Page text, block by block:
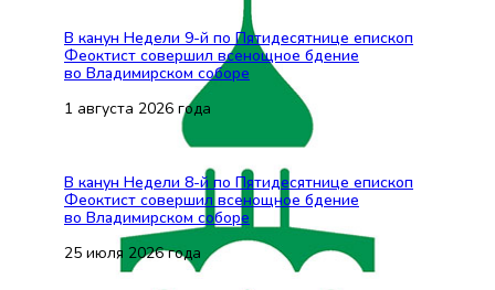
В канун Недели 9-й по Пятидесятнице епископ
Феоктист совершил всенощное бдение
во Владимирском соборе
1 августа 2026 года
В канун Недели 8-й по Пятидесятнице епископ
Феоктист совершил всенощное бдение
во Владимирском соборе
25 июля 2026 года